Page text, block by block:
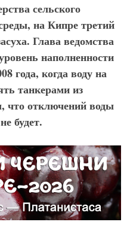
сельского
на Кипре третий
Глава ведомства
наполненности
года, когда воду на
танкерами из
что отключений воды
будет.